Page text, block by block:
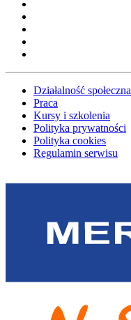
Działalność społeczna
Praca
Kursy i szkolenia
Polityka prywatności
Polityka cookies
Regulamin serwisu